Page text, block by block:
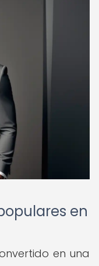
en
en una